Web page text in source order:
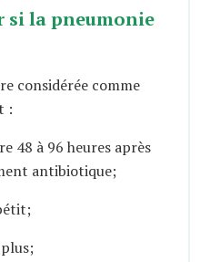
si la pneumonie
considérée comme
:
48 à 96 heures après
antibiotique;